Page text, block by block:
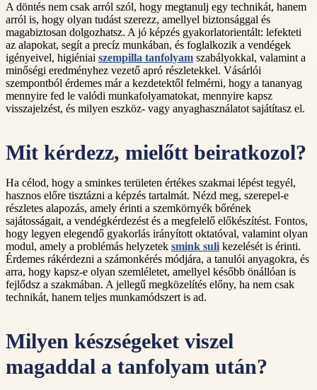
A döntés nem csak arról szól, hogy megtanulj egy technikát, hanem
arról is, hogy olyan tudást szerezz, amellyel biztonsággal és
magabiztosan dolgozhatsz. A jó képzés gyakorlatorientált: lefekteti
az alapokat, segít a precíz munkában, és foglalkozik a vendégek
igényeivel, higiéniai szempilla tanfolyam szabályokkal, valamint a
minőségi eredményhez vezető apró részletekkel. Vásárlói
szempontból érdemes már a kezdetektől felmérni, hogy a tananyag
mennyire fed le valódi munkafolyamatokat, mennyire kapsz
visszajelzést, és milyen eszköz- vagy anyaghasználatot sajátítasz el.
Mit kérdezz, mielőtt beiratkozol?
Ha célod, hogy a sminkes területen értékes szakmai lépést tegyél,
hasznos előre tisztázni a képzés tartalmát. Nézd meg, szerepel-e
részletes alapozás, amely érinti a szemkörnyék bőrének
sajátosságait, a vendégkérdezést és a megfelelő előkészítést. Fontos,
hogy legyen elegendő gyakorlás irányított oktatóval, valamint olyan
modul, amely a problémás helyzetek smink suli kezelését is érinti.
Érdemes rákérdezni a számonkérés módjára, a tanulói anyagokra, és
arra, hogy kapsz-e olyan szemléletet, amellyel később önállóan is
fejlődsz a szakmában. A jellegű megközelítés előny, ha nem csak
technikát, hanem teljes munkamódszert is ad.
Milyen készségeket viszel
magaddal a tanfolyam után?